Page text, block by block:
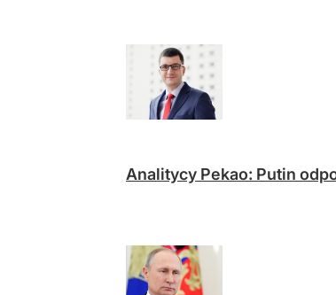
Analitycy Pekao: Putin